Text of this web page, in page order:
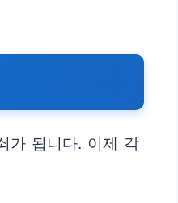
가 됩니다. 이제 각